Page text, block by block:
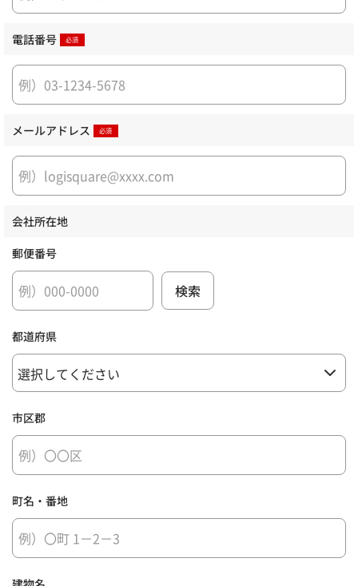
電話番号
メールアドレス
会社所在地
郵便番号
都道府県
市区郡
町名・番地